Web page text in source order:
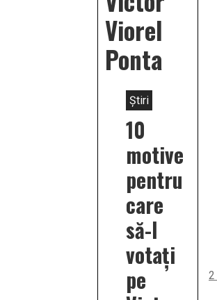
Viorel
Ponta
Știri
10
motive
pentru
care
să-l
votați
pe
2